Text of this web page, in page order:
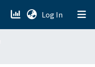
Log In (current)